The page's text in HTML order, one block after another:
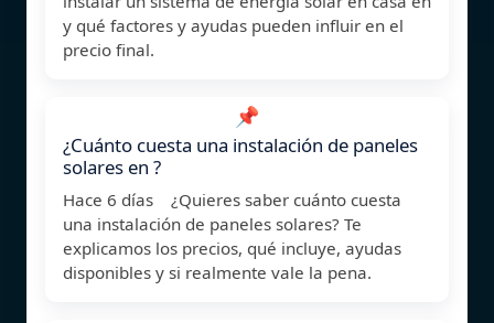
y qué factores y ayudas pueden influir en el
precio final.
📌
¿Cuánto cuesta una instalación de paneles
solares en ?
Hace 6 días ¿Quieres saber cuánto cuesta
una instalación de paneles solares? Te
explicamos los precios, qué incluye, ayudas
disponibles y si realmente vale la pena.